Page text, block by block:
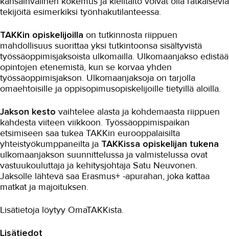
Ulkomaanjaksot
Jatko-opinnot
Tukea työnhakuun
Kampusten esittely
Tutustu TAKKiin
Kokemuksia TAKKista
Usein kysytyt kysymykset TAKKissa
opiskelusta
YRITYKSILLE
TAKK
AJANKOHTAISTA
tekijöitä esimerkiksi työnhakutilanteessa.
TAKKin opiskelijoilla on tutkinnosta riippuen
mahdollisuus suorittaa yksi tutkintoonsa sisältyvistä
työssäoppimisjaksoista ulkomailla. Ulkomaanjakso edistää
opintojen etenemistä, kun se korvaa yhden
työssäoppimisjakson. Ulkomaanjaksoja on tarjolla
omaehtoisille ja oppisopimusopiskelijoille tietyillä aloilla.
Jakson kesto vaihtelee alasta ja kohdemaasta riippuen
kahdesta viiteen viikkoon. Työssäoppimispaikan
etsimiseen saa tukea TAKKin eurooppalaisilta
yhteistyökumppaneilta ja TAKKissa opiskelijan tukena
ulkomaanjakson suunnittelussa ja valmistelussa ovat
vastuukouluttaja ja kehitysjohtaja Satu Neuvonen.
Jaksolle lähtevä saa Erasmus+ -apurahan, joka kattaa
matkat ja majoituksen.
Lisätietoja löytyy OmaTAKKista.
Lisätiedot